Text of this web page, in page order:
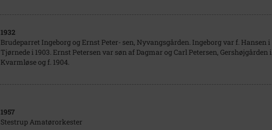
1932
Brudeparret Ingeborg og Ernst Peter- sen, Nyvangsgården. Ingeborg var f. Hansen i
Tjørnede i 1903. Ernst Petersen var søn af Dagmar og Carl Petersen, Gershøjgården i
Kvarmløse og f. 1904.
1957
Stestrup Amatørorkester